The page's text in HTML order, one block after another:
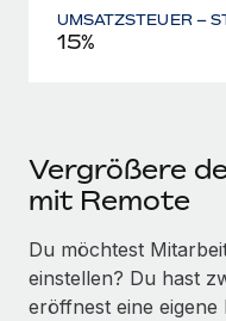
UMSATZSTEUER –
15%
Vergrößere
mit Remote
Du möchtest
einstellen? Du hast
eröffnest eine eigene